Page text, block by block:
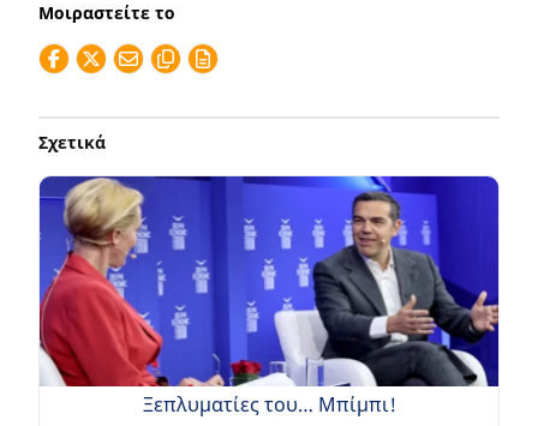
Μοιραστείτε το
Σχετικά
Ξεπλυματίες του… Μπίμπι!